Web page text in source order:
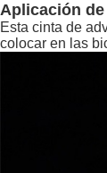
Aplicación
Esta cinta de
colocar en las